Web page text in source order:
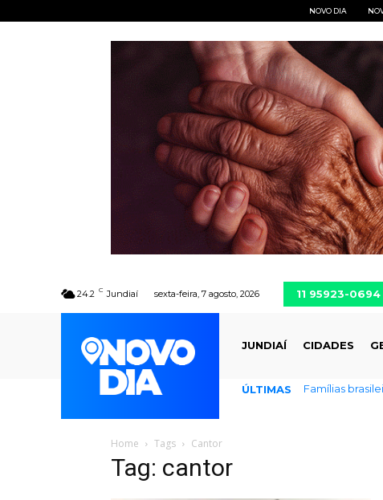
NOVO DIA
24.2 C Jundiaí sexta-feira, 7 agosto, 2026 11 95923-0694
JUNDIAÍ CIDADES
ÚLTIMAS Famílias
Home Tags Cantor
Tag: cantor